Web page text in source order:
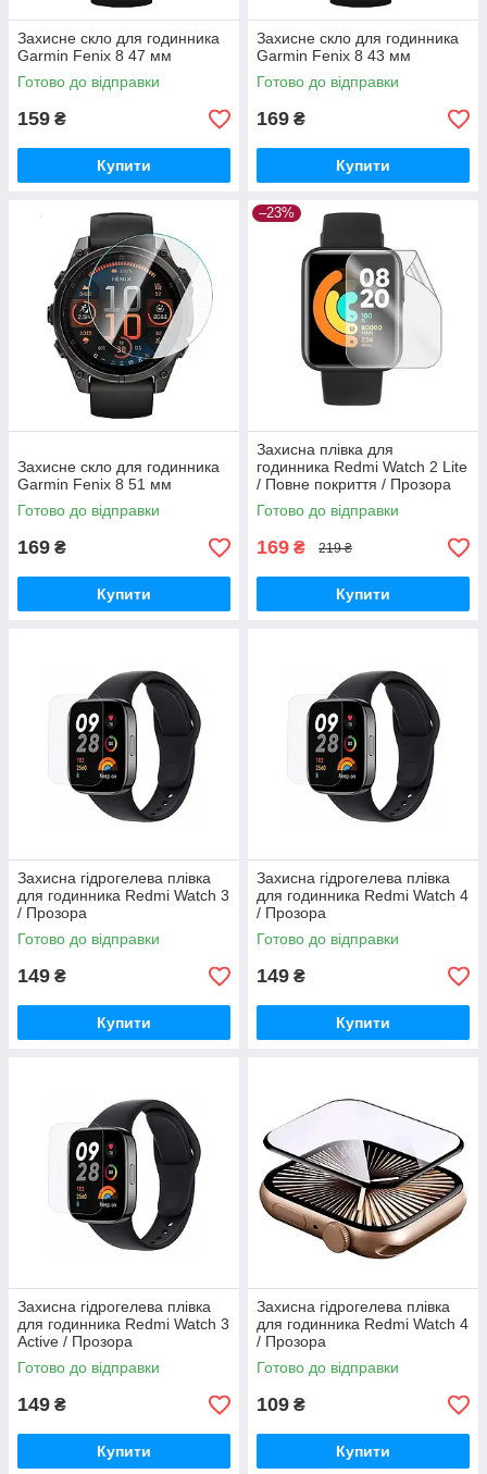
Захисне скло для годинника
Garmin Fenix 8 47 мм
Готово до відправки
159 ₴
Купити
Захисне скло для годинника
Garmin Fenix 8 43 мм
Готово до відправки
169 ₴
Купити
Захисне скло для годинника
Garmin Fenix 8 51 мм
Готово до відправки
169 ₴
Купити
–23%
Захисна плівка для
годинника Redmi Watch 2 Lite
/ Повне покриття / Прозора
Готово до відправки
169 ₴ 219 ₴
Купити
Захисна гідрогелева плівка
для годинника Redmi Watch 3
/ Прозора
Готово до відправки
149 ₴
Купити
Захисна гідрогелева плівка
для годинника Redmi Watch 4
/ Прозора
Готово до відправки
149 ₴
Купити
Захисна гідрогелева плівка
для годинника Redmi Watch 3
Active / Прозора
Готово до відправки
149 ₴
Купити
Захисна гідрогелева плівка
для годинника Redmi Watch 4
/ Прозора
Готово до відправки
109 ₴
Купити